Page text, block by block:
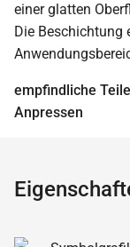
einer glatten
Die Beschichtung
empfindliche
Anpressen